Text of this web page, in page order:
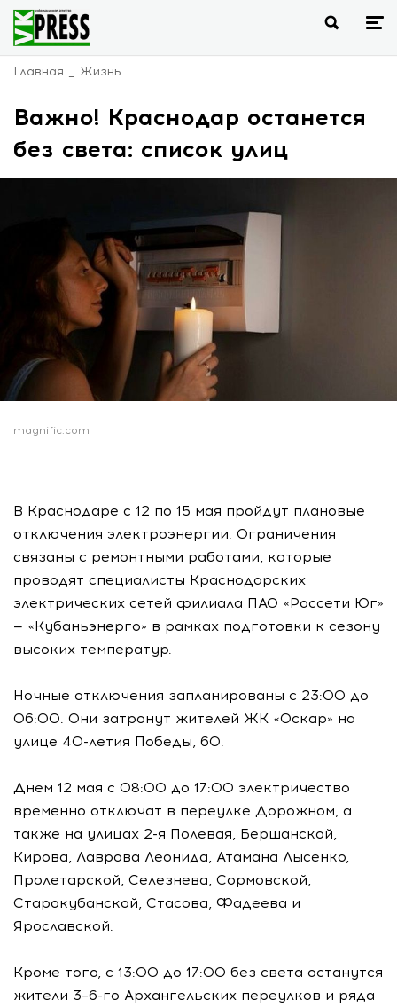
Главная Жизнь
Важно! Краснодар останется
без света: список улиц
magnific.com
В Краснодаре с 12 по 15 мая пройдут плановые
отключения электроэнергии. Ограничения
связаны с ремонтными работами, которые
проводят специалисты Краснодарских
электрических сетей филиала ПАО «Россети Юг»
— «Кубаньэнерго» в рамках подготовки к сезону
высоких температур.
Ночные отключения запланированы с 23:00 до
06:00. Они затронут жителей ЖК «Оскар» на
улице 40-летия Победы, 60.
Днем 12 мая с 08:00 до 17:00 электричество
временно отключат в переулке Дорожном, а
также на улицах 2-я Полевая, Бершанской,
Кирова, Лаврова Леонида, Атамана Лысенко,
Пролетарской, Селезнева, Сормовской,
Старокубанской, Стасова, Фадеева и
Ярославской.
Кроме того, с 13:00 до 17:00 без света останутся
жители 3–6-го Архангельских переулков и ряда